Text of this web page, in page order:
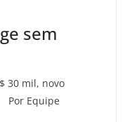
sem
30 mil, novo
Equipe